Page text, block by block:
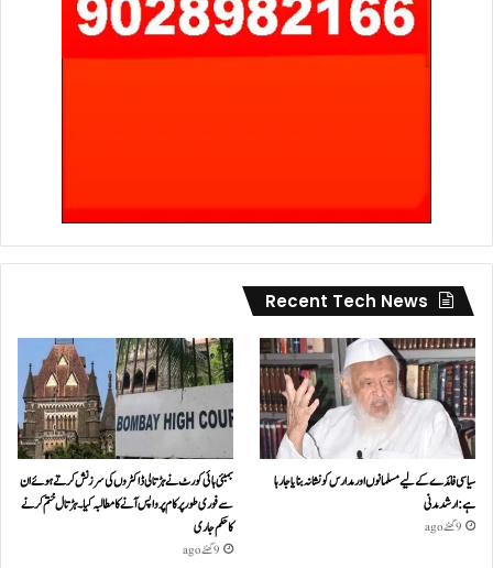
Recent Tech News
سیاسی فائدے کے لیے مسلمانوں اور مدارس کو نشانہ بنایا جا رہا
ہے: ارشد مدنی
9 گھنٹے ago
بمبئی ہائی کورٹ نے ہڑتالی ڈاکٹروں کی سرزنش کرتے ہوئے ان
سے فوری طور پر کام پر واپس آنے کا مطالبہ کیا۔ہڑتال ختم کرنے
کا حکم جاری
9 گھنٹے ago